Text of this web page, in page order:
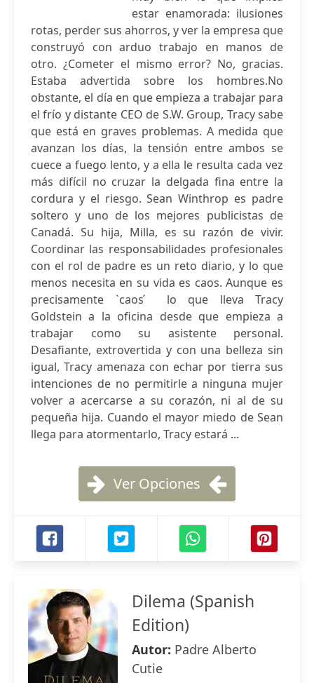
estar enamorada: ilusiones
rotas, perder sus ahorros, y ver la empresa que
construyó con arduo trabajo en manos de
otro. ¿Cometer el mismo error? No, gracias.
Estaba advertida sobre los hombres.No
obstante, el día en que empieza a trabajar para
el frío y distante CEO de S.W. Group, Tracy sabe
que está en graves problemas. A medida que
avanzan los días, la tensión entre ambos se
cuece a fuego lento, y a ella le resulta cada vez
más difícil no cruzar la delgada fina entre la
cordura y el riesgo. Sean Winthrop es padre
soltero y uno de los mejores publicistas de
Canadá. Su hija, Milla, es su razón de vivir.
Coordinar las responsabilidades profesionales
con el rol de padre es un reto diario, y lo que
menos necesita en su vida es caos. Aunque es
precisamente `caos ́ lo que lleva Tracy
Goldstein a la oficina desde que empieza a
trabajar como su asistente personal.
Desafiante, extrovertida y con una belleza sin
igual, Tracy amenaza con echar por tierra sus
intenciones de no permitirle a ninguna mujer
volver a acercarse a su corazón, ni al de su
pequeña hija. Cuando el mayor miedo de Sean
llega para atormentarlo, Tracy estará ...
Ver Opciones
Dilema (Spanish
Edition)
Autor: Padre Alberto
Cutie